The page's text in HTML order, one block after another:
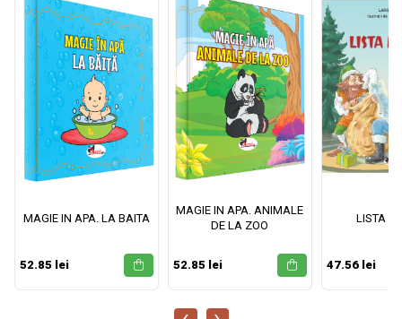
MAGIE IN APA. LA BAITA
52.85 lei
MAGIE IN APA. ANIMALE
DE LA ZOO
52.85 lei
LISTA
47.56 lei